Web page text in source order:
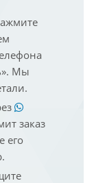
Мы
заказ
его